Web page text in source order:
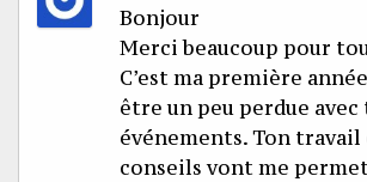
Bonjour
Merci beaucoup pour
C’est ma première
être un peu perdue avec
événements. Ton travail
conseils vont me